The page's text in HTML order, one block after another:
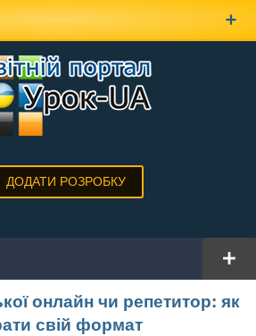
ДОДАТИ РОЗРОБКУ
онлайн чи репетитор: як
свій формат